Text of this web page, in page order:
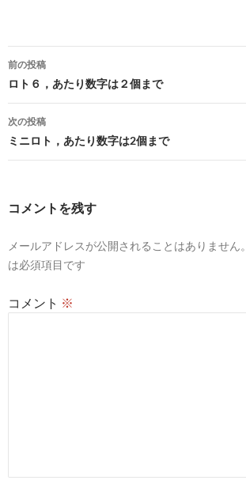
投
稿
ナ
ビ
ゲ
ョ
前の投稿
ロト６，あたり数字は２個まで
次の投稿
ミニロト，あたり数字は2個まで
コメントを残す
メールアドレスが公開されることはありません。
は必須項目です
コメント ※